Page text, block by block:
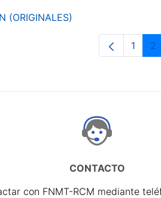
Página
1 2
CONTACTO
con FNMT-RCM mediante